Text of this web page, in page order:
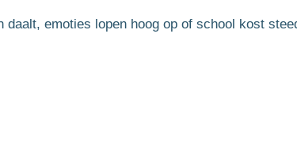
emoties lopen hoog op of school kost